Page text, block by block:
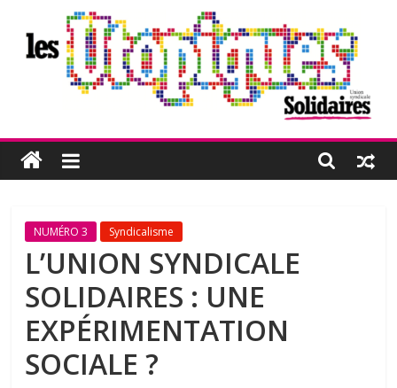
contenu
Les
Utopiques
Revue
réflexion
éditée
par
l'Union
syndicale
Solidaires
NUMÉRO 3 Syndicalisme
L’UNION SYNDICALE
SOLIDAIRES : UNE
EXPÉRIMENTATION
SOCIALE ?